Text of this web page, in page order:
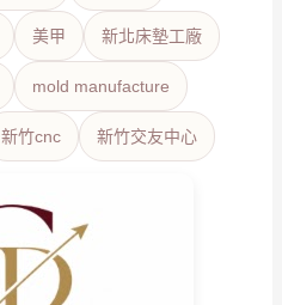
美甲 新北床墊工廠
mold manufacture
新竹cnc 新竹交友中心